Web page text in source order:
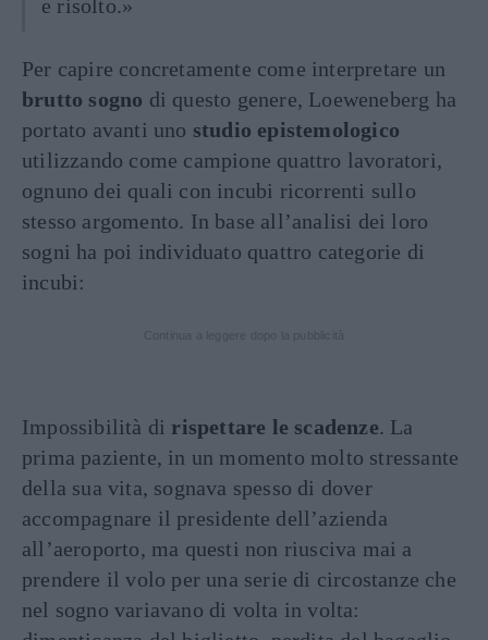
e risolto.»
Per capire concretamente come interpretare un
brutto sogno di questo genere, Loeweneberg ha
portato avanti uno studio epistemologico
utilizzando come campione quattro lavoratori,
ognuno dei quali con incubi ricorrenti sullo
stesso argomento. In base all’analisi dei loro
sogni ha poi individuato quattro categorie di
incubi:
Impossibilità di rispettare le scadenze. La
prima paziente, in un momento molto stressante
della sua vita, sognava spesso di dover
accompagnare il presidente dell’azienda
all’aeroporto, ma questi non riusciva mai a
prendere il volo per una serie di circostanze che
nel sogno variavano di volta in volta: